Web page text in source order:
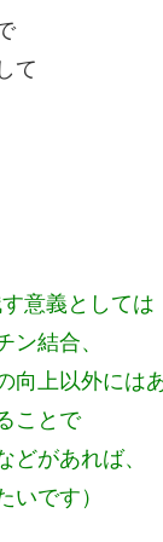
て
意義としては
ン結合、
向上以外には
ことで
どがあれば、
いです）